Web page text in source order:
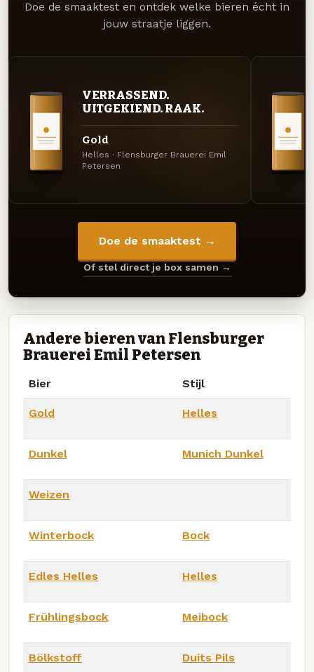
Doe de smaaktest en ontdek welke bieren écht in
jouw straatje liggen.
VERRASSEND.
UITGEKIEND. RAAK.
Gold
Helles · Flensburger Brauerei Emil
Petersen
Doe de smaaktest →
Of stel direct je box samen →
Andere bieren van Flensburger
Brauerei Emil Petersen
Bier Stijl
Gold Helles
Dunkel Munich Dunkel
Weizen
Winterbock Bock
Edles Helles Helles
Frühlingsbock Meibock
Bölkstoff Duits Pils